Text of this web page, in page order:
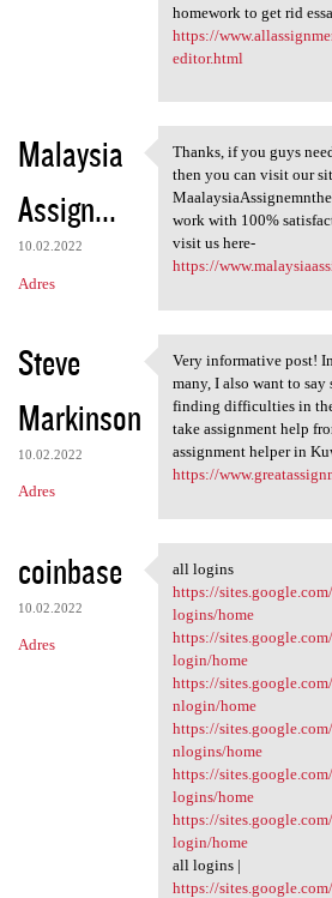
homework to get rid
https://
editor.html
Malaysia
Assign...
10.02.2022
Adres
Thanks, if you guys
Thanks, if you guys
then you can visit our
work with 100%
visit us here-
https://
Steve
Markinson
10.02.2022
Adres
Very informative
Very informative post!
many, I also want to
finding difficulties in
take assignment help
assignment helper in
https://
coinbase
10.02.2022
Adres
all logins
all logins
https://
logins/home
https://
login/home
https://
nlogin/home
https://
nlogins/home
https://
logins/home
https://
login/home
all logins |
https://